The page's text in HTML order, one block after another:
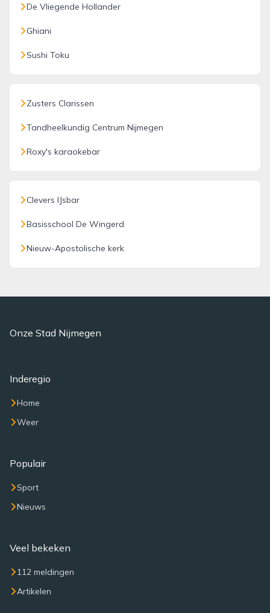
De Vliegende Hollander
Ghiani
Sushi Toku
Zusters Clarissen
Tandheelkundig Centrum Nijmegen
Roxy's karaokebar
Clevers IJsbar
Basisschool De Wingerd
Nieuw-Apostolische kerk
Onze Stad Nijmegen
Inderegio
Home
Weer
Populair
Sport
Nieuws
Veel bekeken
112 meldingen
Artikelen